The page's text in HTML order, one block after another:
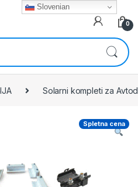
0
Solarni kompleti za
Spletna cena
Slovenian